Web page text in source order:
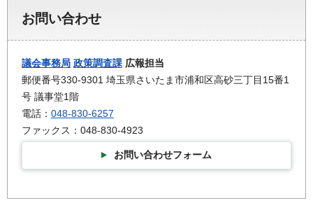
お問い合わせ
議会事務局 政策調査課 広報担当
郵便番号330-9301 埼玉県さいたま市浦和区高砂三丁目15番1
号 議事堂1階
電話： 048-830-6257
ファックス：048-830-4923
お問い合わせフォーム